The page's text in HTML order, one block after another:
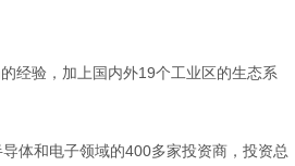
经验，加上国内外19个工业区的生态系
体和电子领域的400多家投资商，投资总